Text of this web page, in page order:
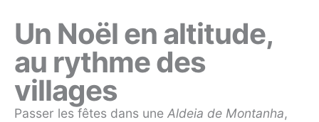
Un Noël en altitude,
au rythme des
villages
Passer les fêtes dans une Aldeia de Montanha,